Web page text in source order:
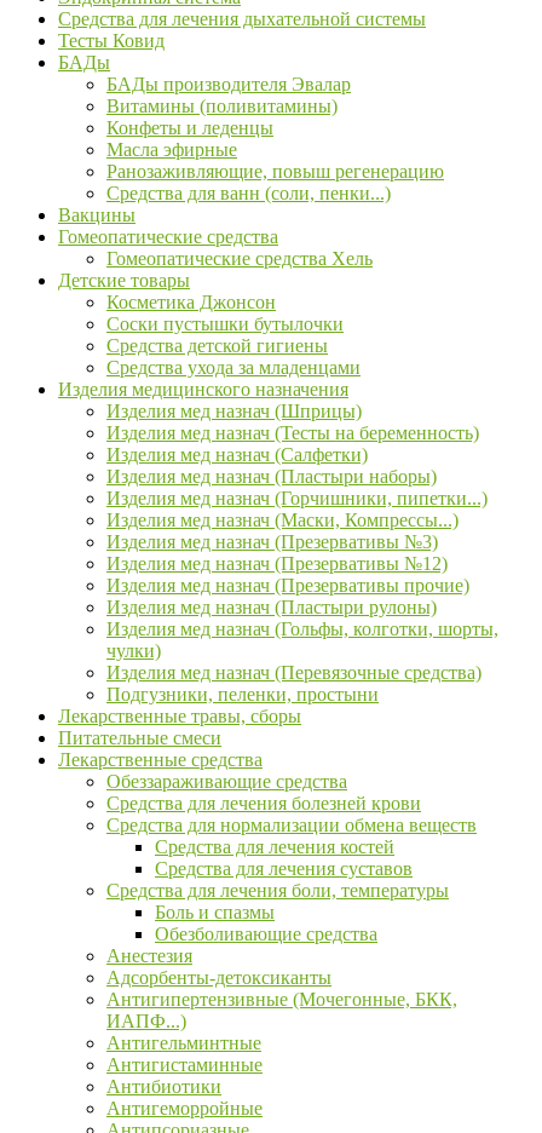
Средства для лечения дыхательной системы
Тесты Ковид
БАДы
БАДы производителя Эвалар
Витамины (поливитамины)
Конфеты и леденцы
Масла эфирные
Ранозаживляющие, повыш регенерацию
Средства для ванн (соли, пенки...)
Вакцины
Гомеопатические средства
Гомеопатические средства Хель
Детские товары
Косметика Джонсон
Соски пустышки бутылочки
Средства детской гигиены
Средства ухода за младенцами
Изделия медицинского назначения
Изделия мед назнач (Шприцы)
Изделия мед назнач (Тесты на беременность)
Изделия мед назнач (Салфетки)
Изделия мед назнач (Пластыри наборы)
Изделия мед назнач (Горчишники, пипетки...)
Изделия мед назнач (Маски, Компрессы...)
Изделия мед назнач (Презервативы №3)
Изделия мед назнач (Презервативы №12)
Изделия мед назнач (Презервативы прочие)
Изделия мед назнач (Пластыри рулоны)
Изделия мед назнач (Гольфы, колготки, шорты,
чулки)
Изделия мед назнач (Перевязочные средства)
Подгузники, пеленки, простыни
Лекарственные травы, сборы
Питательные смеси
Лекарственные средства
Обеззараживающие средства
Средства для лечения болезней крови
Средства для нормализации обмена веществ
Средства для лечения костей
Средства для лечения суставов
Средства для лечения боли, температуры
Боль и спазмы
Обезболивающие средства
Анестезия
Адсорбенты-детоксиканты
Антигипертензивные (Мочегонные, БКК,
ИАПФ...)
Антигельминтные
Антигистаминные
Антибиотики
Антигеморройные